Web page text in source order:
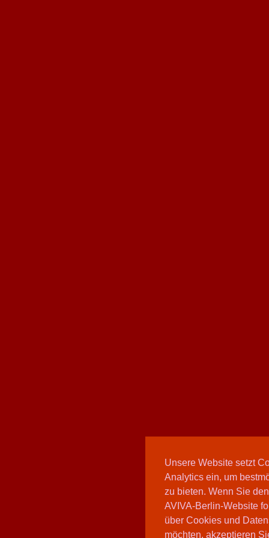
Unsere Website setzt
Analytics ein, um
zu bieten. Wenn Sie
AVIVA-Berlin-Website
über Cookies und
möchten, akzeptieren